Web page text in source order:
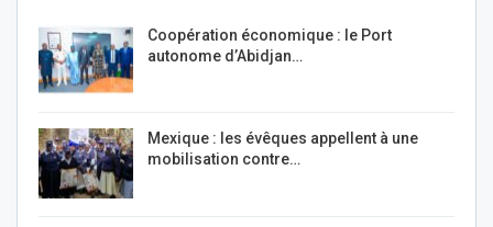
Coopération économique : le Port
autonome d’Abidjan…
Mexique : les évêques appellent à une
mobilisation contre…